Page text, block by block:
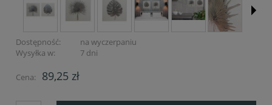
Dostępność:
na wyczerpaniu
Wysyłka w:
7 dni
Cena: 89,25 zł